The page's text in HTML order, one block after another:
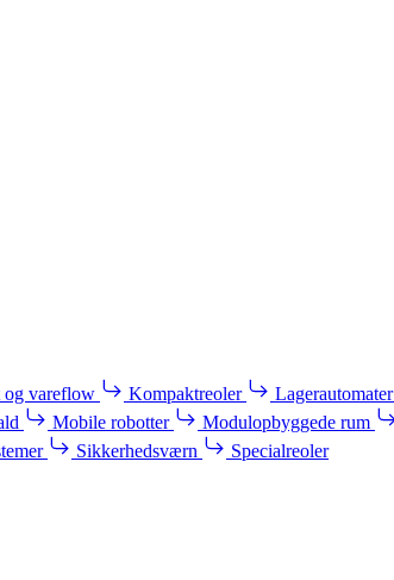
og vareflow Kompaktreoler Lagerautomater
Mobile robotter
Modulopbyggede rum
Sikkerhedsværn
Specialreoler